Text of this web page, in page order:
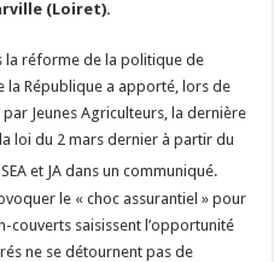
(Loiret).
la réforme de la politique de
la République a apporté, lors de
Jeunes Agriculteurs, la dernière
loi du 2 mars dernier à partir du
et JA dans un communiqué.
le « choc assurantiel » pour
couverts saisissent l’opportunité
ne se détournent pas de